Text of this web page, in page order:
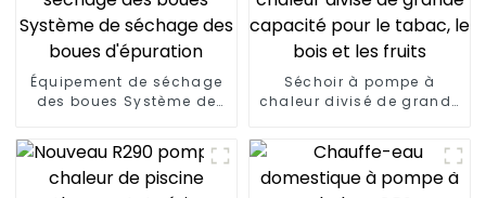
Équipement de séchage
des boues Système de
Séchoir à pompe à
chaleur divisé de grande